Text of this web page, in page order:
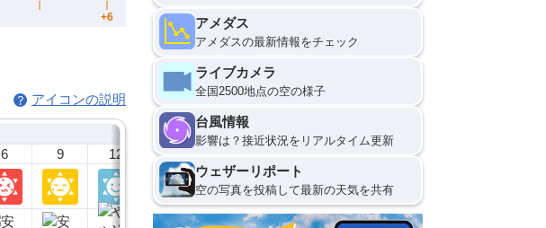
アイコンの説明
6 9 12
アメダス
アメダスの最新情報をチェック
ライブカメラ
全国2500地点の空の様子
台風情報
影響は？接近状況をリアルタイム更新
ウェザーリポート
空の写真を投稿して最新の天気を共有